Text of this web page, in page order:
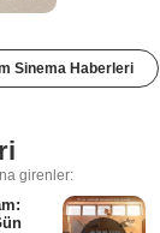
Sinema Haberleri
girenler: